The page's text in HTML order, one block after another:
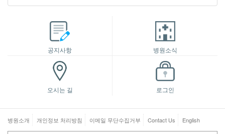
공지사항 병원소식
오시는 길 로그인
병원소개 개인정보 처리방침 이메일 무단수집거부 Contact Us English